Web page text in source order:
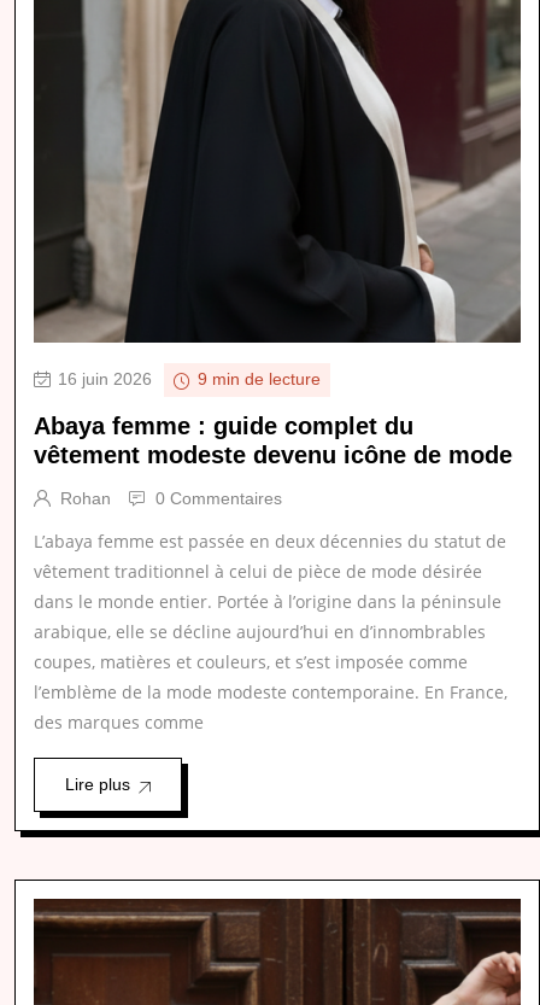
16 juin 2026 9 min de lecture
Abaya femme : guide complet du
vêtement modeste devenu icône de mode
Rohan 0 Commentaires
L’abaya femme est passée en deux décennies du statut de
vêtement traditionnel à celui de pièce de mode désirée
dans le monde entier. Portée à l’origine dans la péninsule
arabique, elle se décline aujourd’hui en d’innombrables
coupes, matières et couleurs, et s’est imposée comme
l’emblème de la mode modeste contemporaine. En France,
des marques comme
Lire plus